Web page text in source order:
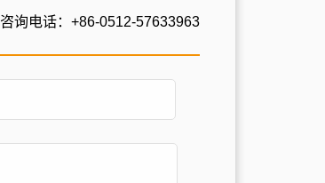
咨询电话：+86-0512-57633963